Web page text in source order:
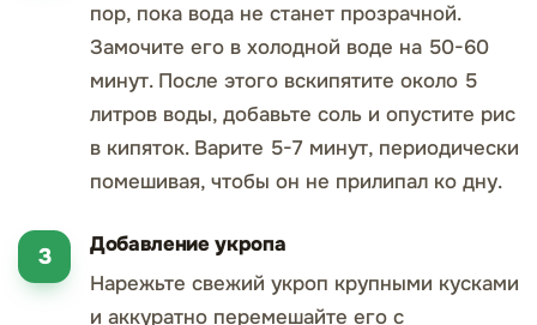
пор, пока вода не станет прозрачной.
Замочите его в холодной воде на 50-60
минут. После этого вскипятите около 5
литров воды, добавьте соль и опустите рис
в кипяток. Варите 5-7 минут, периодически
помешивая, чтобы он не прилипал ко дну.
Добавление укропа
Нарежьте свежий укроп крупными кусками
и аккуратно перемешайте его с